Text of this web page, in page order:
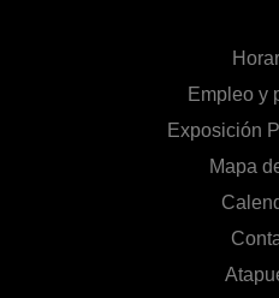
Empleo y
Exposición
Mapa